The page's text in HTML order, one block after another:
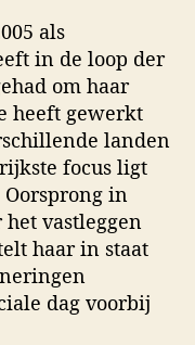
als
in de loop der
om haar
heeft gewerkt
landen
focus ligt
in
het vastleggen
haar in staat
dag voorbij